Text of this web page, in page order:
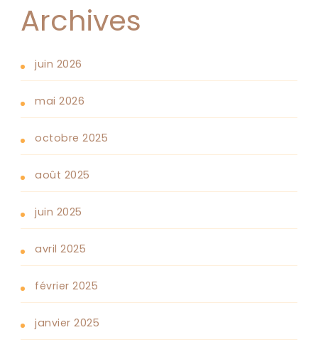
Archives
juin 2026
mai 2026
octobre 2025
août 2025
juin 2025
avril 2025
février 2025
janvier 2025